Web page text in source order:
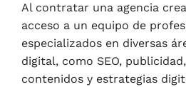
Al contratar una agencia
acceso a un equipo de
especializados en diversas
digital, como SEO,
contenidos y estrategias